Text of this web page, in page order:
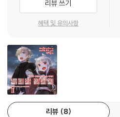
리뷰 쓰기
혜택 및 유의사항
리뷰 8